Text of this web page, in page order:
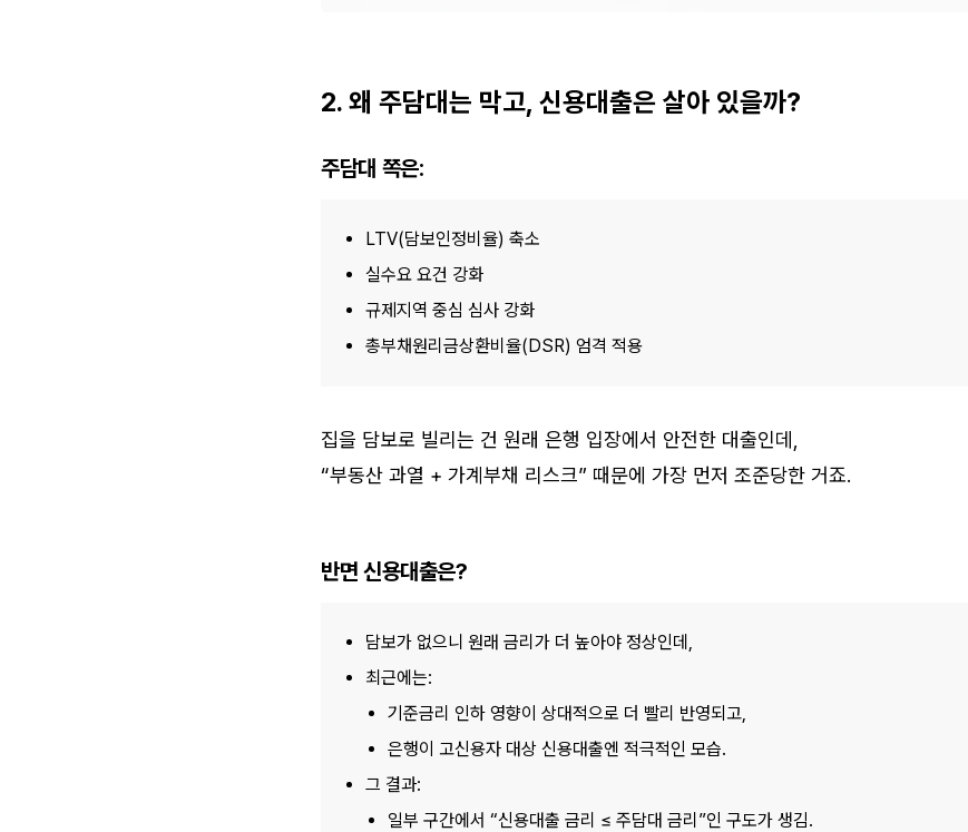
2. 왜 주담대는 막고, 신용대출은 살아 있을까?
주담대 쪽은:
LTV(담보인정비율) 축소
실수요 요건 강화
규제지역 중심 심사 강화
총부채원리금상환비율(DSR) 엄격 적용
집을 담보로 빌리는 건 원래 은행 입장에서 안전한 대출인데,
“부동산 과열 + 가계부채 리스크” 때문에 가장 먼저 조준당한 거죠.
반면 신용대출은?
담보가 없으니 원래 금리가 더 높아야 정상인데,
최근에는:
기준금리 인하 영향이 상대적으로 더 빨리 반영되고,
은행이 고신용자 대상 신용대출엔 적극적인 모습.
그 결과:
일부 구간에서 “신용대출 금리 ≤ 주담대 금리”인 구도가 생김.